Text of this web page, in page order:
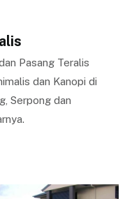
Pasang Teralis
dan Kanopi di
Serpong dan